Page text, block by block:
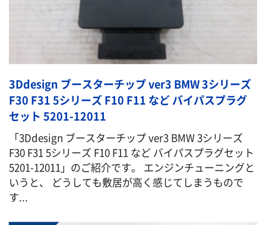
3Ddesign ブースターチップ ver3 BMW 3シリーズ
F30 F31 5シリーズ F10 F11 など バイパスプラグ
セット 5201-12011
「3Ddesign ブースターチップ ver3 BMW 3シリーズ
F30 F31 5シリーズ F10 F11 など バイパスプラグセット
5201-12011」のご紹介です。 エンジンチューニングと
いうと、 どうしても敷居が高く感じてしまうもので
す...